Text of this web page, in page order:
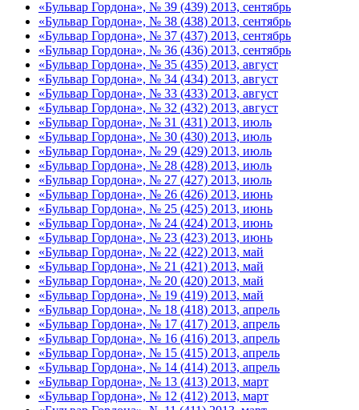
«Бульвар Гордона», № 39 (439) 2013, сентябрь
«Бульвар Гордона», № 38 (438) 2013, сентябрь
«Бульвар Гордона», № 37 (437) 2013, сентябрь
«Бульвар Гордона», № 36 (436) 2013, сентябрь
«Бульвар Гордона», № 35 (435) 2013, август
«Бульвар Гордона», № 34 (434) 2013, август
«Бульвар Гордона», № 33 (433) 2013, август
«Бульвар Гордона», № 32 (432) 2013, август
«Бульвар Гордона», № 31 (431) 2013, июль
«Бульвар Гордона», № 30 (430) 2013, июль
«Бульвар Гордона», № 29 (429) 2013, июль
«Бульвар Гордона», № 28 (428) 2013, июль
«Бульвар Гордона», № 27 (427) 2013, июль
«Бульвар Гордона», № 26 (426) 2013, июнь
«Бульвар Гордона», № 25 (425) 2013, июнь
«Бульвар Гордона», № 24 (424) 2013, июнь
«Бульвар Гордона», № 23 (423) 2013, июнь
«Бульвар Гордона», № 22 (422) 2013, май
«Бульвар Гордона», № 21 (421) 2013, май
«Бульвар Гордона», № 20 (420) 2013, май
«Бульвар Гордона», № 19 (419) 2013, май
«Бульвар Гордона», № 18 (418) 2013, апрель
«Бульвар Гордона», № 17 (417) 2013, апрель
«Бульвар Гордона», № 16 (416) 2013, апрель
«Бульвар Гордона», № 15 (415) 2013, апрель
«Бульвар Гордона», № 14 (414) 2013, апрель
«Бульвар Гордона», № 13 (413) 2013, март
«Бульвар Гордона», № 12 (412) 2013, март